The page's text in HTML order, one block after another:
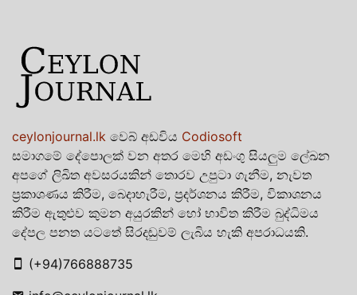
ceylonjournal.lk වෙබ් අඩවිය Codiosoft
සමාගමේ දේපොලක් වන අතර මෙහි අඩංගු සියලුම ලේඛන
අපගේ ලිඛිත අවසරයකින් තොරව උපුටා ගැනීම, නැවත
ප්‍රකාශණය කිරීම, බෙදාහැරීම, ප්‍රදර්ශනය කිරීම, විකාශනය
කිරීම ඇතුළුව කුමන අයුරකින් හෝ භාවිත කිරීම බුද්ධිමය
දේපල පනත යටතේ සිරදඬුවම් ලැබිය හැකි අපරාධයකි.
(+94)766888735